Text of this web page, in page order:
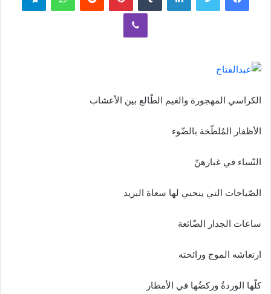
ل
د
ك
و
ي
ڤايبر
الكراسي المهجورة والغيم الطّالع بين الأعشاب
الأظفار المُلطّخة بالضّوء
النّساء في غبارهنّ
الصّباحات التي ينحني لها سعاة البريد
ساعات الجدار الضّائعة
ارتعاشه الموج ورائحته
كلّها الوردةُ وركضُها في الأمطار